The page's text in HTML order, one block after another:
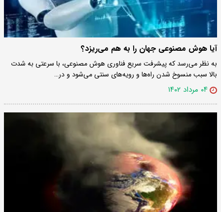
آیا هوش مصنوعی جهان را به هم می‌ریزد؟
به نظر می‌رسد که پیشرفت سریع فناوری هوش مصنوعی، با سرعتی به شدت
بالا سبب منسوخ شدن راه‌ها و رویه‌های سنتی می‌شود و در…
۰۴ مرداد ۱۴۰۲